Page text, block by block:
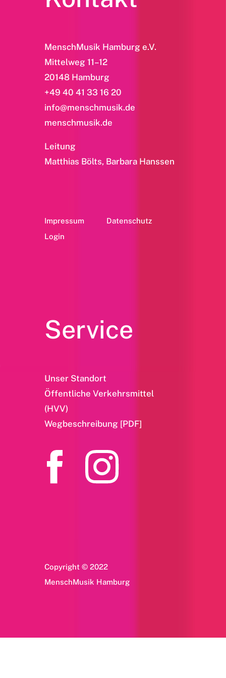
MenschMusik Hamburg e.V.
Mittelweg 11–12
20148 Hamburg
+49 40 41 33 16 20
info@menschmusik.de
menschmusik.de
Leitung
Matthias Bölts, Barbara Hanssen
Impressum
Datenschutz
Login
Service
Unser Standort
Öffentliche Verkehrsmittel
(HVV)
Wegbeschreibung [PDF]
Copyright © 2022
MenschMusik Hamburg